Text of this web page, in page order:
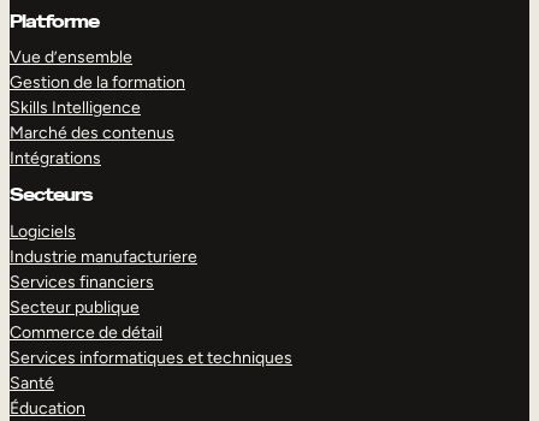
Platforme
Vue d’ensemble
Gestion de la formation
Skills Intelligence
Marché des contenus
Intégrations
Secteurs
Logiciels
Industrie manufacturiere
Services financiers
Secteur publique
Commerce de détail
Services informatiques et techniques
Santé
Éducation